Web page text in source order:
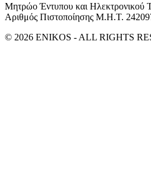
Μητρώο Έντυπου και Ηλεκτρονικού
Αριθμός Πιστοποίησης Μ.Η.Τ.
© 2026 ENIKOS - ALL RIGHTS